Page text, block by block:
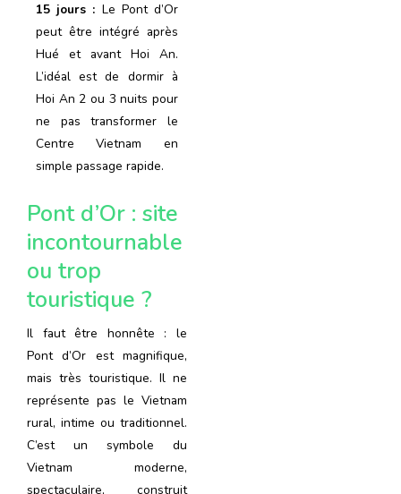
15 jours : Le Pont d’Or
peut être intégré après
Hué et avant Hoi An.
L’idéal est de dormir à
Hoi An 2 ou 3 nuits pour
ne pas transformer le
Centre Vietnam en
simple passage rapide.
Pont d’Or : site
incontournable
ou trop
touristique ?
Il faut être honnête : le
Pont d’Or est magnifique,
mais très touristique. Il ne
représente pas le Vietnam
rural, intime ou traditionnel.
C’est un symbole du
Vietnam moderne,
spectaculaire, construit